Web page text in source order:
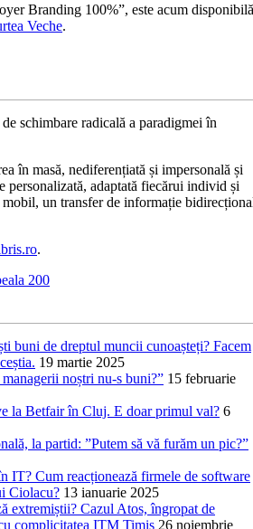
Branding 100%”, este acum
Veche.
schimbare radicală a paradigmei în
în masă, nediferențiată și impersonală și
personalizată, adaptată fiecărui individ și
un transfer de informație
.
buni de dreptul muncii cunoașteți? Facem
19 martie 2025
noștri nu-s buni?” 15 februarie
la Betfair în Cluj. E doar primul val? 6
la partid: ”Putem să vă furăm un pic?”
IT? Cum reacționează firmele de software
Ciolacu? 13 ianuarie 2025
extremiștii? Cazul Atos, îngropat de
complicitatea ITM Timiș 26 noiembrie